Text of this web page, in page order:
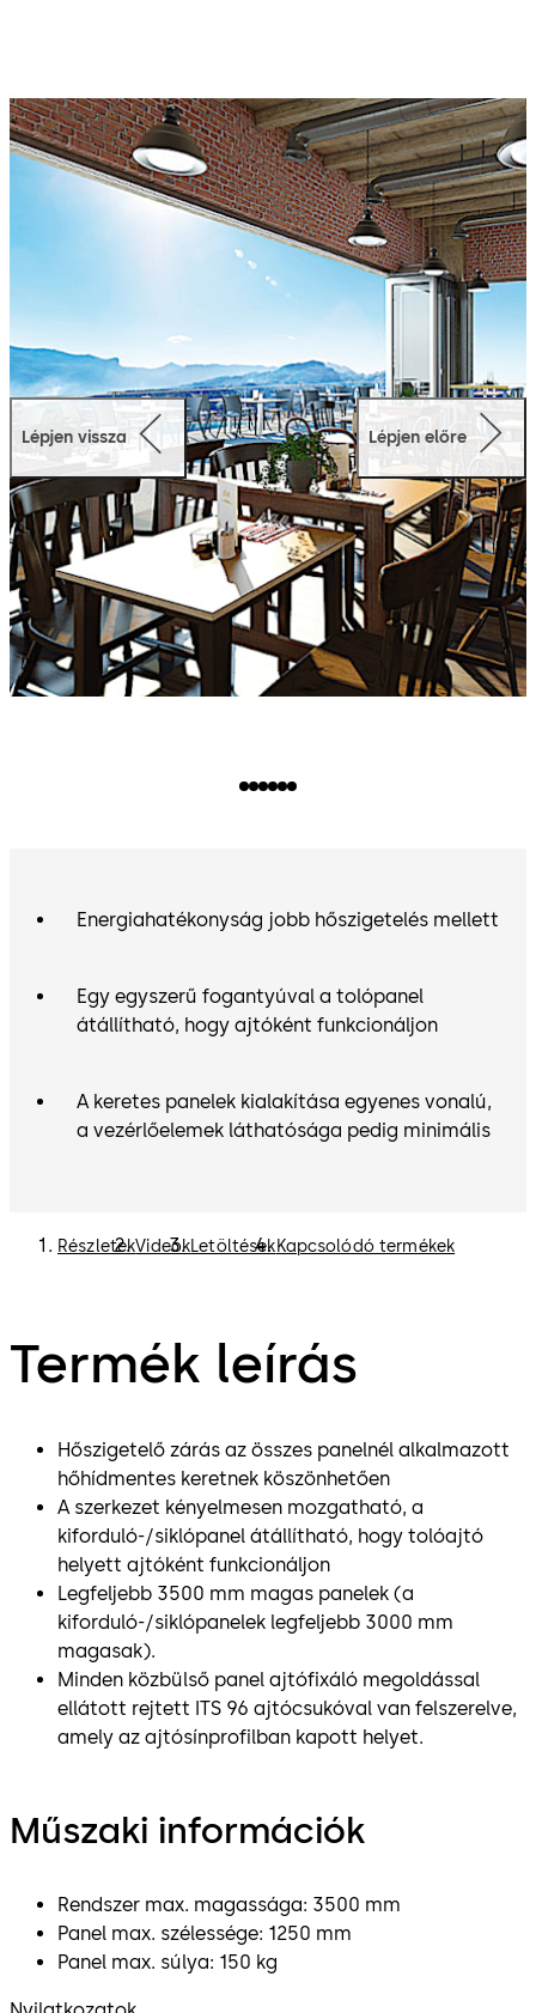
Lépjen vissza Lépjen előre
Energiahatékonyság jobb hőszigetelés mellett
Egy egyszerű fogantyúval a tolópanel
átállítható, hogy ajtóként funkcionáljon
A keretes panelek kialakítása egyenes vonalú,
a vezérlőelemek láthatósága pedig minimális
RészletekVideókLetöltésekKapcsolódó termékek
Termék leírás
Hőszigetelő zárás az összes panelnél alkalmazott
hőhídmentes keretnek köszönhetően
A szerkezet kényelmesen mozgatható, a
kiforduló-/siklópanel átállítható, hogy tolóajtó
helyett ajtóként funkcionáljon
Legfeljebb 3500 mm magas panelek (a
kiforduló-/siklópanelek legfeljebb 3000 mm
magasak).
Minden közbülső panel ajtófixáló megoldással
ellátott rejtett ITS 96 ajtócsukóval van felszerelve,
amely az ajtósínprofilban kapott helyet.
Műszaki információk
Rendszer max. magassága: 3500 mm
Panel max. szélessége: 1250 mm
Panel max. súlya: 150 kg